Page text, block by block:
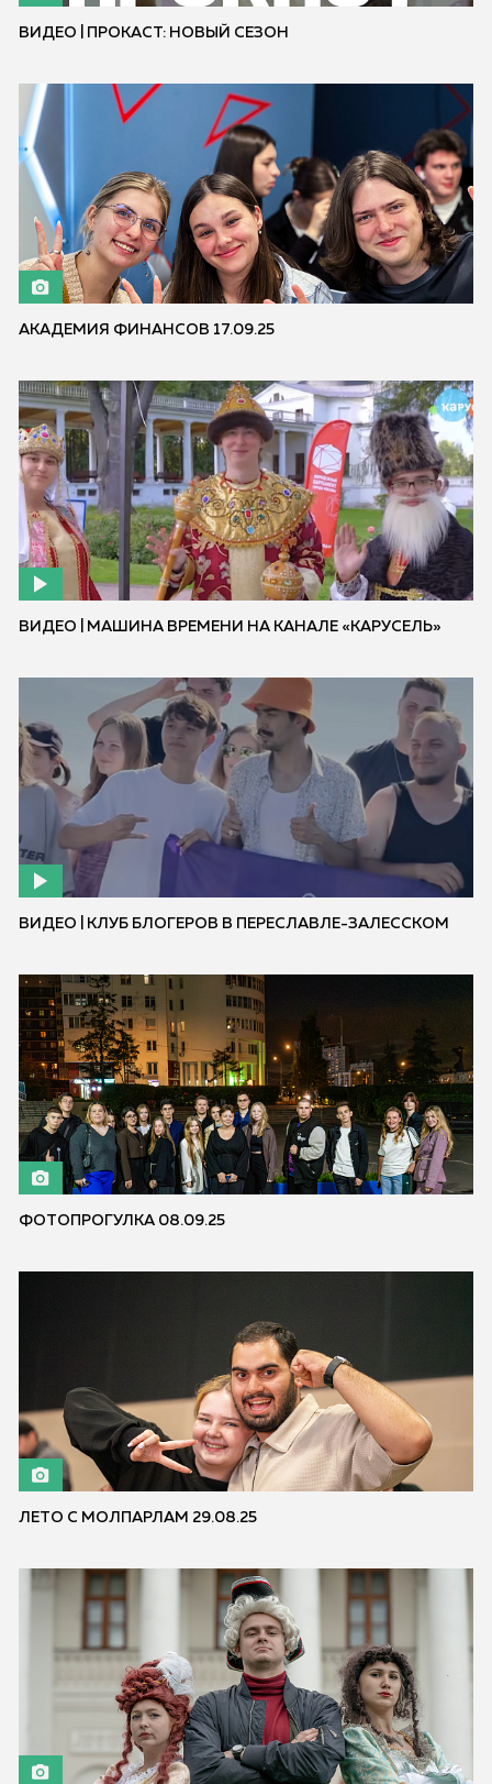
ВИДЕО | ПРОКАСТ: НОВЫЙ СЕЗОН
АКАДЕМИЯ ФИНАНСОВ 17.09.25
ВИДЕО | МАШИНА ВРЕМЕНИ НА КАНАЛЕ «КАРУСЕЛЬ»
ВИДЕО | КЛУБ БЛОГЕРОВ В ПЕРЕСЛАВЛЕ-ЗАЛЕССКОМ
ФОТОПРОГУЛКА 08.09.25
ЛЕТО С МОЛПАРЛАМ 29.08.25